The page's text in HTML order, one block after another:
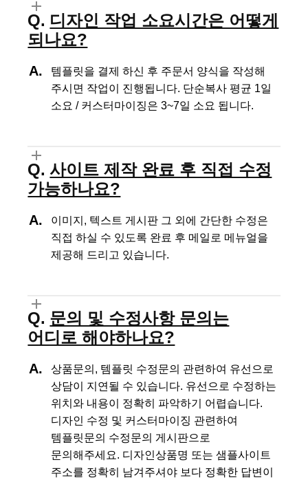
디자인 작업 소요시간은 어떻게
되나요?
템플릿을 결제 하신 후 주문서 양식을 작성해
주시면 작업이 진행됩니다. 단순복사 평균 1일
소요 / 커스터마이징은 3~7일 소요 됩니다.
사이트 제작 완료 후 직접 수정
가능하나요?
이미지, 텍스트 게시판 그 외에 간단한 수정은
직접 하실 수 있도록 완료 후 메일로 메뉴얼을
제공해 드리고 있습니다.
문의 및 수정사항 문의는
어디로 해야하나요?
상품문의, 템플릿 수정문의 관련하여 유선으로
상담이 지연될 수 있습니다. 유선으로 수정하는
위치와 내용이 정확히 파악하기 어렵습니다.
디자인 수정 및 커스터마이징 관련하여
템플릿문의 수정문의 게시판으로
문의해주세요. 디자인상품명 또는 샘플사이트
주소를 정확히 남겨주셔야 보다 정확한 답변이